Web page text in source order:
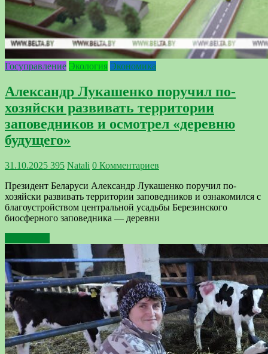
Госуправление Экология Экономика
Александр Лукашенко поручил по-
хозяйски развивать территории
заповедников и осмотрел «деревню
будущего»
31.10.2025 395 Natali 0 Комментариев
Президент Беларуси Александр Лукашенко поручил по-
хозяйски развивать территории заповедников и ознакомился с
благоустройством центральной усадьбы Березинского
биосферного заповедника — деревни